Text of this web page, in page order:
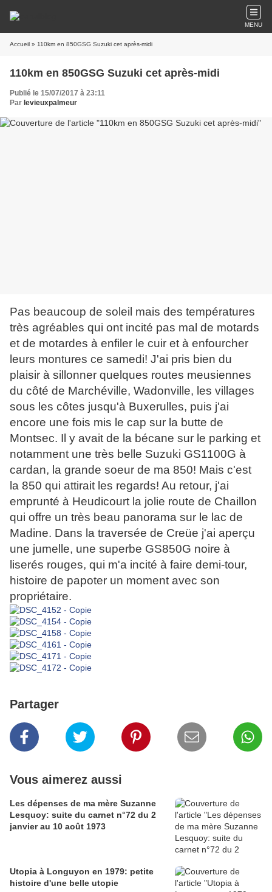
MENU
Accueil » 110km en 850GSG Suzuki cet après-midi
110km en 850GSG Suzuki cet après-midi
Publié le 15/07/2017 à 23:11
Par levieuxpalmeur
Pas beaucoup de soleil mais des températures
très agréables qui ont incité pas mal de motards
et de motardes à enfiler le cuir et à enfourcher
leurs montures ce samedi! J'ai pris bien du
plaisir à sillonner quelques routes meusiennes
du côté de Marchéville, Wadonville, les villages
sous les côtes jusqu'à Buxerulles, puis j'ai
encore une fois mis le cap sur la butte de
Montsec. Il y avait de la bécane sur le parking et
notamment une très belle Suzuki GS1100G à
cardan, la grande soeur de ma 850! Mais c'est
la 850 qui attirait les regards! Au retour, j'ai
emprunté à Heudicourt la jolie route de Chaillon
qui offre un très beau panorama sur le lac de
Madine. Dans la traversée de Creüe j'ai aperçu
une jumelle, une superbe GS850G noire à
liserés rouges, qui m'a incité à faire demi-tour,
histoire de papoter un moment avec son
propriétaire.
Partager
Vous aimerez aussi
Les dépenses de ma mère Suzanne
Lesquoy: suite du carnet n°72 du 2
janvier au 10 août 1973
Utopia à Longuyon en 1979: petite
histoire d'une belle utopie